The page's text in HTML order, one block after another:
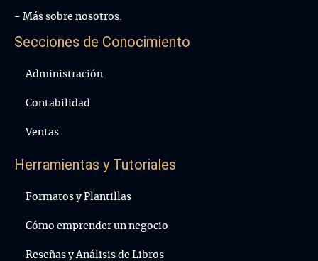
- Más sobre nosotros.
Secciones de Conocimiento
Administración
Contabilidad
Ventas
Herramientas y Tutoriales
Formatos y Plantillas
Cómo emprender un negocio
Reseñas y Análisis de Libros